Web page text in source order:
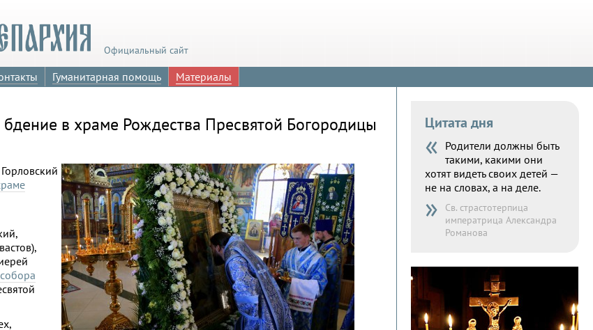
Официальный сайт
Гуманитарная помощь Материалы
в храме Рождества Пресвятой Богородицы
Цитата дня
« Родители должны быть
такими, какими они
хотят видеть своих детей —
не на словах, а на деле.
»
Св. страстотерпица
императрица Александра
Романова